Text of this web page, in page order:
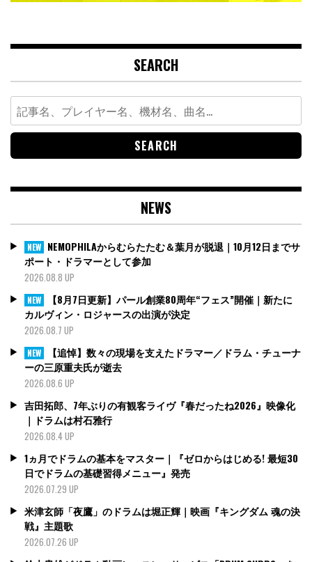
SEARCH
Search
for:
NEWS
NEW NEMOPHILAからむらたたむ＆葉月が脱退｜10月12日までサ
ポート・ドラマーとして参加
2026.08.8 UP
NEW
【8月7日更新】パール創業80周年“フェス”開催｜新たに
カルヴィン・ロジャースの出演が決定
2026.08.7 UP
NEW
【追悼】数々の現場を支えたドラマー／ドラム・チューナ
ーの三原重夫氏が逝去
2026.08.6 UP
吉田拓郎、7年ぶりの有観客ライヴ『春だったね2026』映像化
｜ドラムは村石雅行
2026.08.4 UP
1ヵ月でドラムの基本をマスター｜『ゼロからはじめる! 最短30
日でドラムの基礎習得メニュー』発売
2026.07.29 UP
米津玄師「夜鷹」のドラムは堀正輝｜映画『キングダム 魂の決
戦』主題歌
2026.07.26 UP